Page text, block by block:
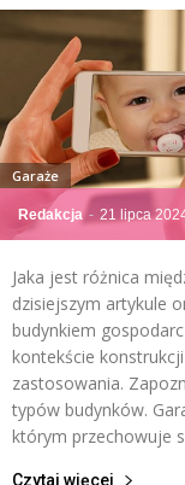
Redakcja - 21 lipca
Garaże
Jaka jest różnica
dzisiejszym artykule
budynkiem
kontekście
zastosowania.
typów budynków.
którym przechowuje
Czytaj więcej